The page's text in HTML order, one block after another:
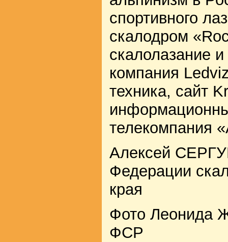
спортивного
скалодром
скалолазание
компания
техника, сайт
телекомпания
Алексей
Федерации
края
Фото Леонида
ФСР